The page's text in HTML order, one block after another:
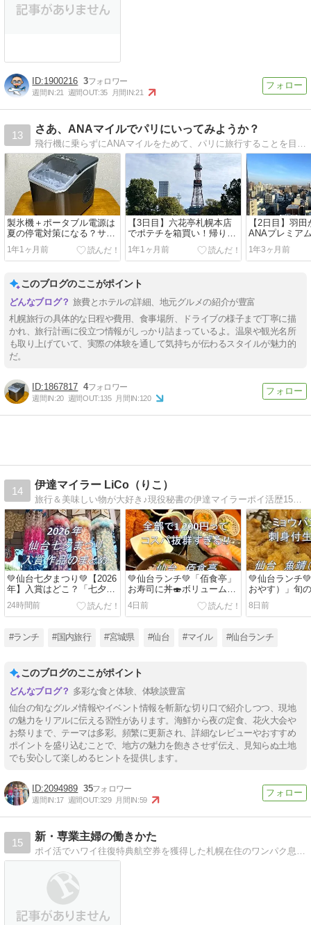
1900216 3
週間IN:21 週間OUT:35 月間IN:21
13
さあ、ANAマイルでパリにいってみようか？
製氷機＋ポータブル電源は
夏の停電対策になる？サン
コー製氷機「クリアアイス
ゴロン」を買ってみた！
1年1ヶ月前
【3日目】六花亭札幌本店
でポテチを箱買い！帰りは
手ぶらで楽しかった札幌旅
行
1年1ヶ月前
【2日目】羽
ANAプレミア
泊3日！支笏
こ）とエスコ
1年3ヶ月前
このブログのここがポイント
旅費とホテルの詳細、地元グルメの紹介が豊富
札幌旅行の具体的な日程や費用、食事場所、ドライブの様子まで丁寧に描
かれ、旅行計画に役立つ情報がしっかり詰まっているよ。温泉や観光名所
も取り上げていて、実際の体験を通して気持ちが伝わるスタイルが魅力的
だ。
1867817 4
週間IN:20 週間OUT:135 月間IN:120
14
伊達マイラー LiCo（りこ）
旅行＆美味しい物が大好き♪現役秘書の伊達マイラーポイ活歴15年！陸マイラー歴16年！！ポイ活でマイルを貯めてお得な旅行！仙台在住、どこにでもいる普通のOLのハッピーライフ♪グルメ＆お取り寄せ＆副業情報も必見です！
💚仙台七夕まつり💚【2026
年】入賞はどこ？「七夕飾
り🎋」受賞作品をまとめて
みました～✨
24時間前
💚仙台ランチ💚「佰食亭」
お寿司に丼🍣ボリューム満
点🎉コスパ抜群🎯行列の出
来る知る人ぞ知る人気店🍴
4日前
💚仙台ランチ
おやす）」旬
に・雲丹丼が
知る人ぞ知る
家✨
8日前
#ランチ #国内旅行 #宮城県 #仙台 #マイル #仙台ランチ
このブログのここがポイント
多彩な食と体験、体験談豊富
仙台の旬なグルメ情報やイベント情報を斬新な切り口で紹介しつつ、現地
の魅力をリアルに伝える習性があります。海鮮から夜の定食、花火大会や
お祭りまで、テーマは多彩。頻繁に更新され、詳細なレビューやおすすめ
ポイントを盛り込むことで、地方の魅力を飽きさせず伝え、見知らぬ土地
でも安心して楽しめるヒントを提供します。
2094989 35
週間IN:17 週間OUT:329 月間IN:59
15
新・専業主婦の働きかた